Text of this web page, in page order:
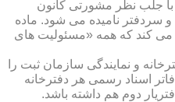
جلب نظر مشورتی کانون
و سردفتر نامیده می شود. ماده
می کند که همه «مسئولیت های
و نمایندگی سازمان ثبت را
ماده ۳ قانون دفاتر اسناد رسمی هر دفترخانه
دوم هم داشته باشد.